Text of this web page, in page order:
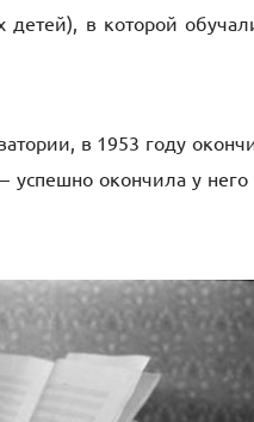
детей), в которой
в 1953 году
успешно окончила у